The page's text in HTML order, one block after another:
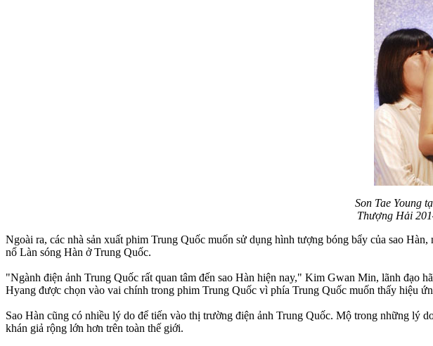
Son Tae Young
Thượng Hải
Ngoài ra, các nhà sản xuất phim Trung Quốc muốn sử dụng hình tượng bóng bẩy của sao
nổ Làn sóng Hàn ở Trung Quốc.
"Ngành điện ảnh Trung Quốc rất quan tâm đến sao Hàn hiện nay," Kim Gwan Min, lãnh đạo
Hyang được chọn vào vai chính trong phim Trung Quốc vì phía Trung Quốc muốn thấy hiệu
Sao Hàn cũng có nhiều lý do để tiến vào thị trường điện ảnh Trung Quốc. Mộ trong những lý
khán giả rộng lớn hơn trên toàn thế giới.